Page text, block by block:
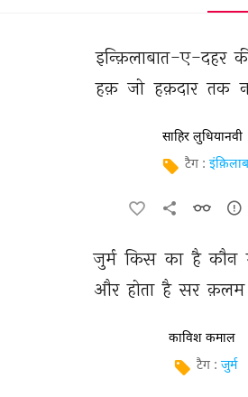
इन्क़िलाबात-ए-दहर
हक़ जो हक़दार तक
साहिर लुधियानवी
टैग : इंक़िलाब
जुर्म किस का है कौन
और होता है सर क़लम
काविश कमाल
टैग : जुर्म